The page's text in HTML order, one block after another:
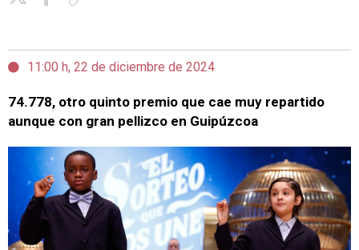
11:00 h, 22 de diciembre de 2024
74.778, otro quinto premio que cae muy repartido
aunque con gran pellizco en Guipúzcoa